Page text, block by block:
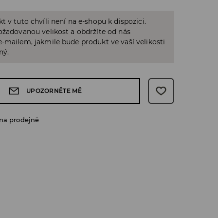
v tuto chvíli není na e-shopu k dispozici.
velikost a obdržíte od nás
mailem, jakmile bude produkt ve vaší velikosti
UPOZORNĚTE MĚ
prodejně